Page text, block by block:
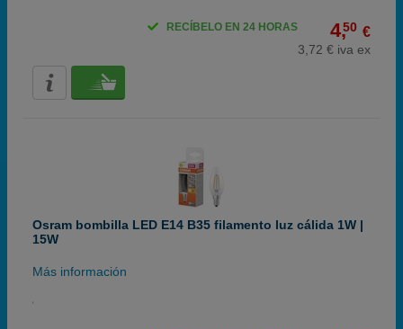
4,50 €
3,72 € iva ex
RECÍBELO EN 24 HORAS
Osram bombilla LED E14 B35 filamento luz cálida 1W |
15W
Más información